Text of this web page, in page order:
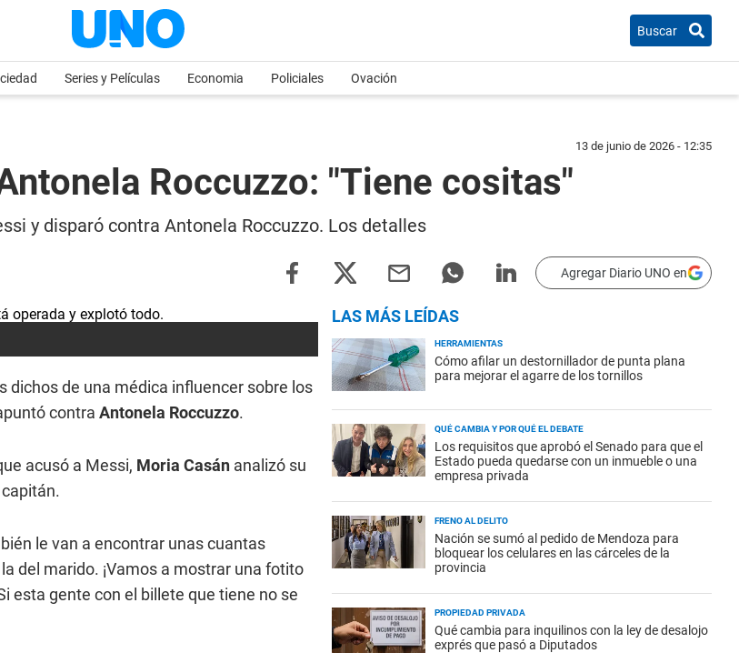
Buscar
Series y Películas Economia Policiales Ovación
13 de junio de 2026 - 12:35
Roccuzzo: "Tiene cositas"
y disparó contra Antonela Roccuzzo. Los detalles
Agregar Diario UNO en
dichos de una médica influencer sobre los
contra Antonela Roccuzzo.
acusó a Messi, Moria Casán analizó su
le van a encontrar unas cuantas
del marido. ¡Vamos a mostrar una fotito
esta gente con el billete que tiene no se
LAS MÁS LEÍDAS
HERRAMIENTAS
Cómo afilar un destornillador de punta plana
para mejorar el agarre de los tornillos
QUÉ CAMBIA Y POR QUÉ EL DEBATE
Los requisitos que aprobó el Senado para que el
Estado pueda quedarse con un inmueble o una
empresa privada
FRENO AL DELITO
Nación se sumó al pedido de Mendoza para
bloquear los celulares en las cárceles de la
provincia
PROPIEDAD PRIVADA
Qué cambia para inquilinos con la ley de desalojo
exprés que pasó a Diputados